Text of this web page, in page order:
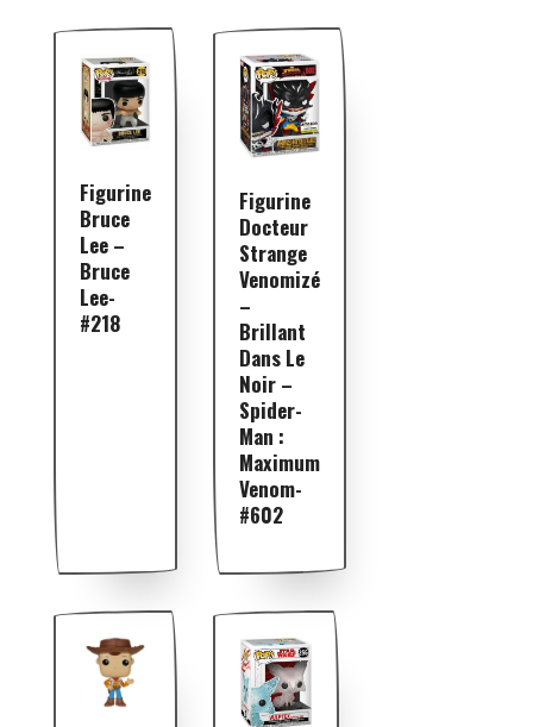
Figurine
Bruce
Lee –
Bruce
Lee-
#218
Figurine
Docteur
Strange
Venomizé
–
Brillant
Dans Le
Noir –
Spider-
Man :
Maximum
Venom-
#602